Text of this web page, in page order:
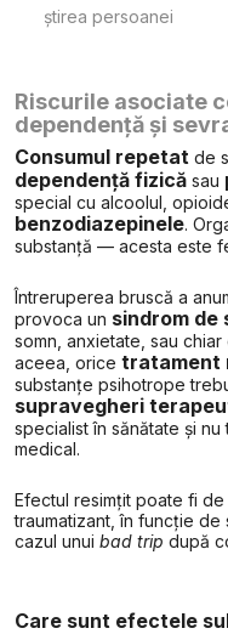
știrea persoanei
Riscurile asociate
dependență și
Consumul repetat de
dependență fizică sau
special cu alcoolul,
benzodiazepinele.
substanță — acesta este
Întreruperea bruscă a
provoca un sindrom de
somn, anxietate, sau
aceea, orice tratament
substanțe psihotrope
supravegheri
specialist în sănătate și
medical.
Efectul resimțit poate fi
traumatizant, în funcție
cazul unui bad trip după
Care sunt efectele